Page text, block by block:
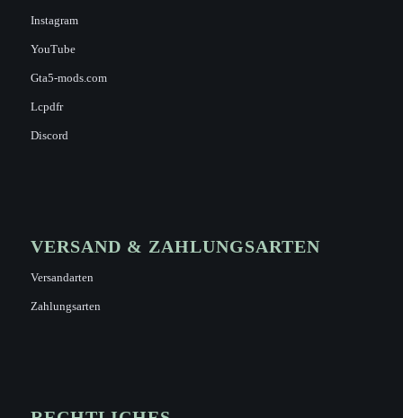
Instagram
YouTube
Gta5-mods.com
Lcpdfr
Discord
VERSAND & ZAHLUNGSARTEN
Versandarten
Zahlungsarten